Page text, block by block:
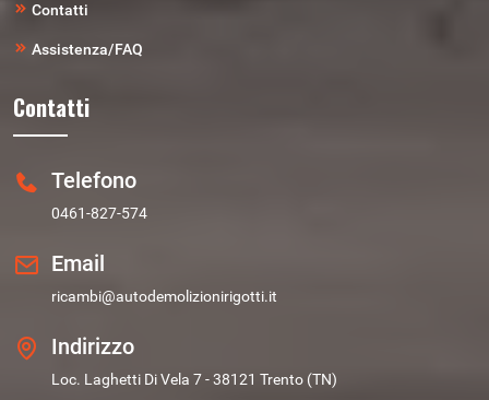
Contatti
Assistenza/FAQ
Contatti
Telefono
0461-827-574
Email
ricambi@autodemolizionirigotti.it
Indirizzo
Loc. Laghetti Di Vela 7 - 38121 Trento (TN)